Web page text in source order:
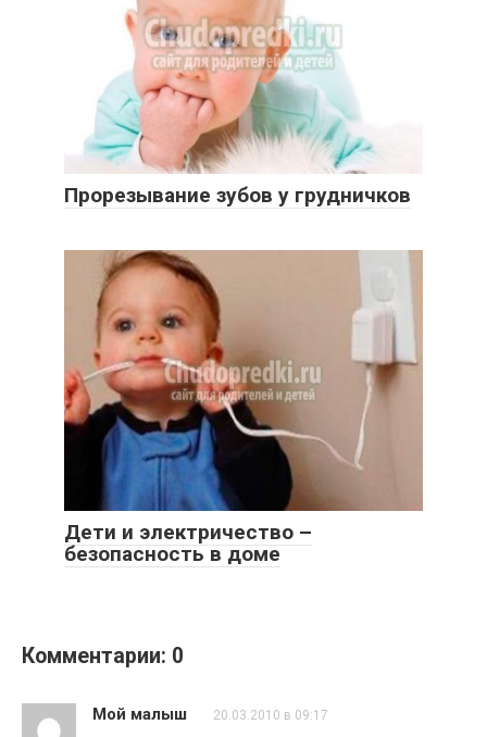
Прорезывание зубов у грудничков
Дети и электричество –
безопасность в доме
Комментарии: 0
Мой малыш 20.03.2010 в 09:17